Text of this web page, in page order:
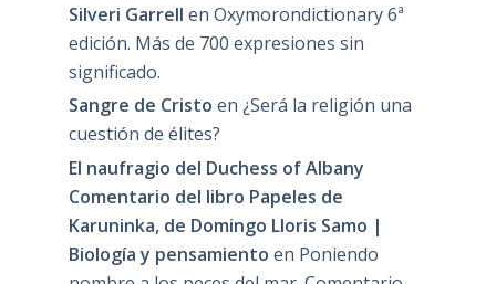
Silveri Garrell en Oxymorondictionary 6ª
edición. Más de 700 expresiones sin
significado.
Sangre de Cristo en ¿Será la religión una
cuestión de élites?
El naufragio del Duchess of Albany
Comentario del libro Papeles de
Karuninka, de Domingo Lloris Samo |
Biología y pensamiento en Poniendo